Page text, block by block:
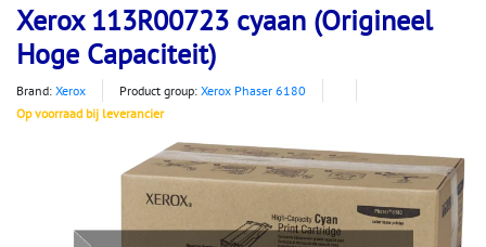
Xerox 113R00723 cyaan (Origineel
Hoge Capaciteit)
Brand: Xerox Product group: Xerox Phaser 6180
Op voorraad bij leverancier